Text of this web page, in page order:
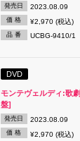
発売日 2023.08.09
価 格 ¥2,970 (税込)
品 番 UCBG-9410/1
DVD
モンテヴェルディ:歌
盤]
発売日 2023.08.09
価 格 ¥2,970 (税込)